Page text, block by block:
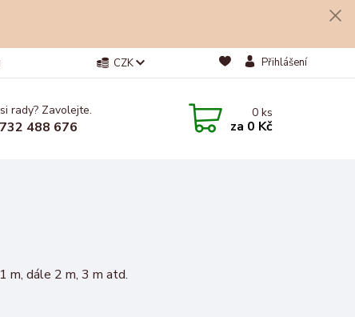
CZK Přihlášení
rady? Zavolejte.
488 676
0ks
za 0 Kč
m, dále 2 m, 3 m atd.